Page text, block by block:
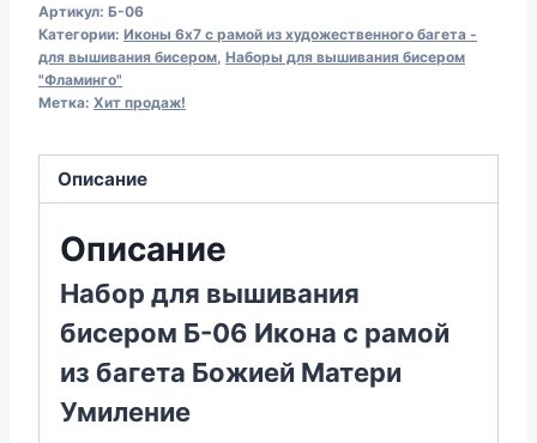
для
вышивания
бисером
Икона
багета
Матери
Умиление
Артикул: Б-06
Категории: Иконы 6х7 с рамой из художественного багета -
для вышивания бисером Наборы для вышивания бисером
"Фламинго"
Метка: Хит продаж!
Описание
Описание
Набор для вышивания
бисером Б-06 Икона с рамой
из багета Божией Матери
Умиление